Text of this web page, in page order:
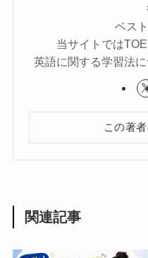
ベス
当サイトでは
英語に関する学習法
この著
関連記事